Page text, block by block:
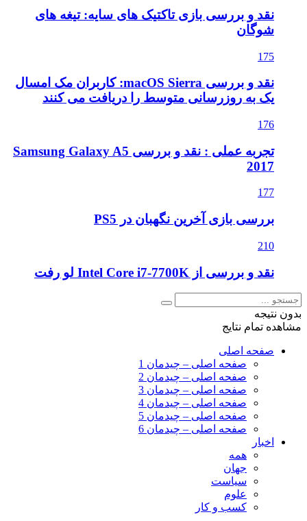
نقد و بررسی بازی تاکتیک های سایه: تیغه های
شوگان
175
نقد و بررسی macOS Sierra: کاربران مک امسال
یک به روزرسانی متوسط را دریافت می کنند
176
تجربه عملی : نقد و بررسی Samsung Galaxy A5
2017
177
بررسی بازی آخرین نگهبان در PS5
210
نقد و بررسی از Intel Core i7-7700K لو رفت
بدون نتیجه
مشاهده تمام نتایج
صفحه اصلی
صفحه اصلی – چیدمان 1
صفحه اصلی – چیدمان 2
صفحه اصلی – چیدمان 3
صفحه اصلی – چیدمان 4
صفحه اصلی – چیدمان 5
صفحه اصلی – چیدمان 6
اخبار
همه
جهان
سیاست
علوم
کسب و کار